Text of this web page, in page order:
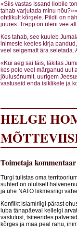
«Siis vastas Issand Iiobile
tahab varjutada minu
ohtlikult kõrgele. Pildil on
juures. Trepp on üleni vee
Kes tahab, see kuuleb
inimeste keeles kirja
veel selgemalt ära seletada.
«Kui aeg sai täis, läkitas
kes pole veel märganud uut
jõulusõnumit, uurigem
vastuseid enda isiklikele ja
HELGE
Toimetaja kommentaar
Türgi tulistas oma
suhted on oluliselt
ja ühe NATO liikmesriigi
Konflikt Islamiriigi pärast
luba tänapäeval kellelgi
vastutust, tsiteerides
kõrges ja maa peal rahu,